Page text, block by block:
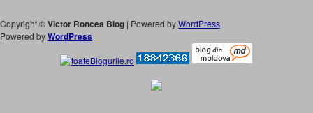
Copyright ©Victor Roncea Blog | Powered byWordPress
Powered byWordPress